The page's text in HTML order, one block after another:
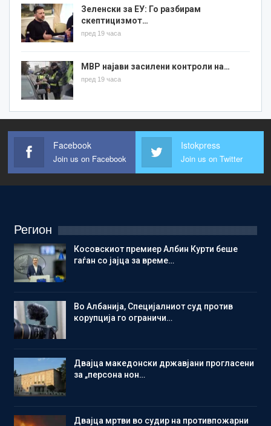
Зеленски за ЕУ: Го разбирам
скептицизмот…
пред 19 часа
МВР најави засилени контроли на…
пред 19 часа
Facebook
Join us on Facebook
Istokpress
Join us on Twitter
Регион
Косовскиот премиер Албин Курти беше
гаѓан со јајца за време…
Во Албанија, Специјалниот суд против
корупција го ограничи…
Двајца македонски државјани прогласени
за „персона нон…
Двајца мртви во судир на противпожарни